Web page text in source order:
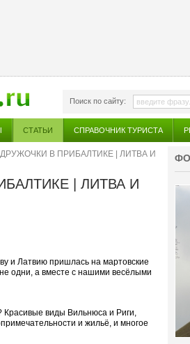
Поиск по сайту:
СТАТЬИ СПРАВОЧНИК ТУРИСТА
ДРУЖОЧКИ В ПРИБАЛТИКЕ | ЛИТВА И
| ЛИТВА И
и Латвию пришлась на мартовские
одни, а вместе с нашими весёлыми
Красивые виды Вильнюса и Риги,
и жильё, и многое